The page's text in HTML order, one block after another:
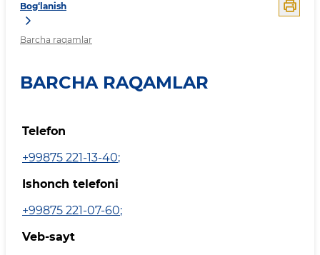
Bog‘lanish
Barcha raqamlar
BARCHA RAQAMLAR
Telefon
+99875 221-13-40;
Ishonch telefoni
+99875 221-07-60;
Veb-sayt